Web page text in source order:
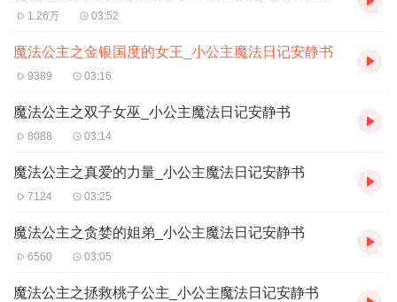
1.26万 03:52
魔法公主之金银国度的女王_小公主魔法日记安静书
9389 03:16
魔法公主之双子女巫_小公主魔法日记安静书
8088 03:14
魔法公主之真爱的力量_小公主魔法日记安静书
7124 03:25
魔法公主之贪婪的姐弟_小公主魔法日记安静书
6560 03:05
魔法公主之拯救桃子公主_小公主魔法日记安静书